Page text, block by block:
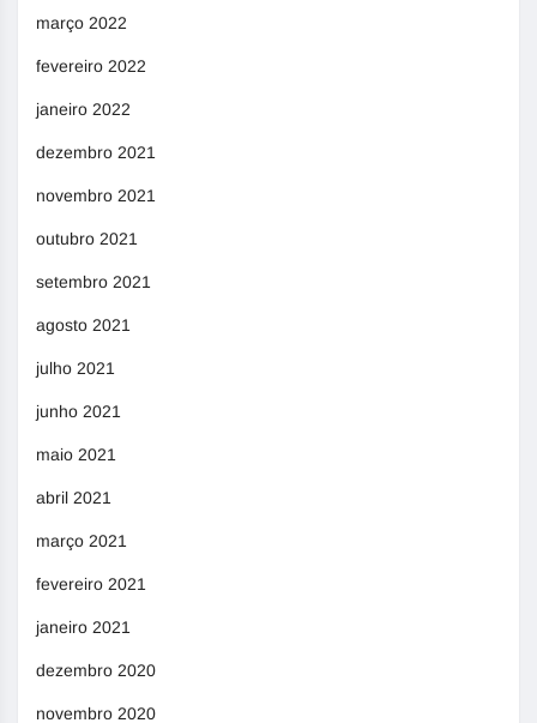
março 2022
fevereiro 2022
janeiro 2022
dezembro 2021
novembro 2021
outubro 2021
setembro 2021
agosto 2021
julho 2021
junho 2021
maio 2021
abril 2021
março 2021
fevereiro 2021
janeiro 2021
dezembro 2020
novembro 2020